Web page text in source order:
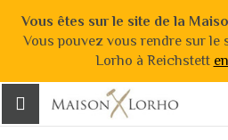
Vous êtes sur le site de la
Vous pouvez vous rendre sur le
Lorho à Reichstett